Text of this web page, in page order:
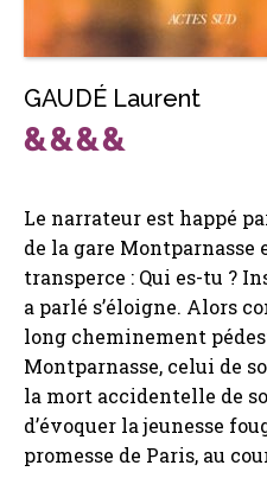
GAUDÉ Laurent
Le narrateur est happé
de la gare Montparnasse
transperce : Qui es-tu ?
a parlé s’éloigne. Alors
long cheminement
Montparnasse, celui de
la mort accidentelle de
d’évoquer la jeunesse
promesse de Paris, au